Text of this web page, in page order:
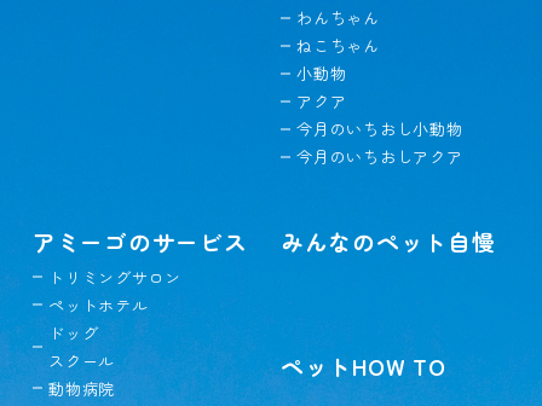
わんちゃん
ねこちゃん
小動物
アクア
今月のいちおし小動物
今月のいちおしアクア
アミーゴのサービス
トリミングサロン
ペットホテル
ドッグ
スクール
動物病院
みんなのペット自慢
ペットHOW TO